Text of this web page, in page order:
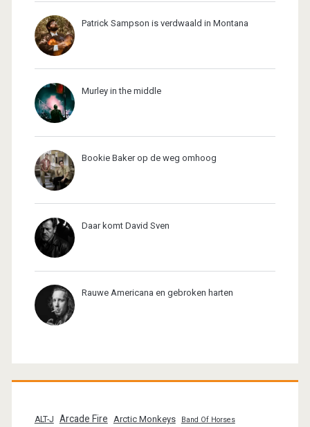
Patrick Sampson is verdwaald in Montana
Murley in the middle
Bookie Baker op de weg omhoog
Daar komt David Sven
Rauwe Americana en gebroken harten
ALT-J Arcade Fire Arctic Monkeys Band Of Horses